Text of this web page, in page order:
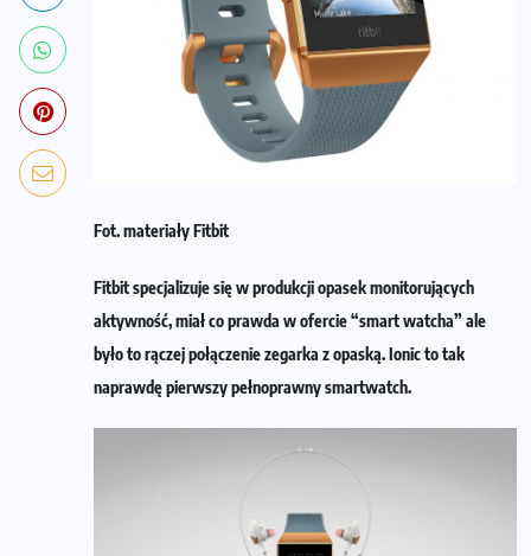
Fot. materiały Fitbit
Fitbit specjalizuje się w produkcji opasek monitorujących
aktywność, miał co prawda w ofercie “smart watcha” ale
było to rączej połączenie zegarka z opaską. Ionic to tak
naprawdę pierwszy pełnoprawny smartwatch.